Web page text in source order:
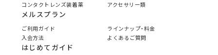
コンタクトレンズ装着薬
アクセサリー類
メルスプラン
ご利用ガイド
ラインナップ・料金
入会方法
よくあるご質問
はじめてガイド